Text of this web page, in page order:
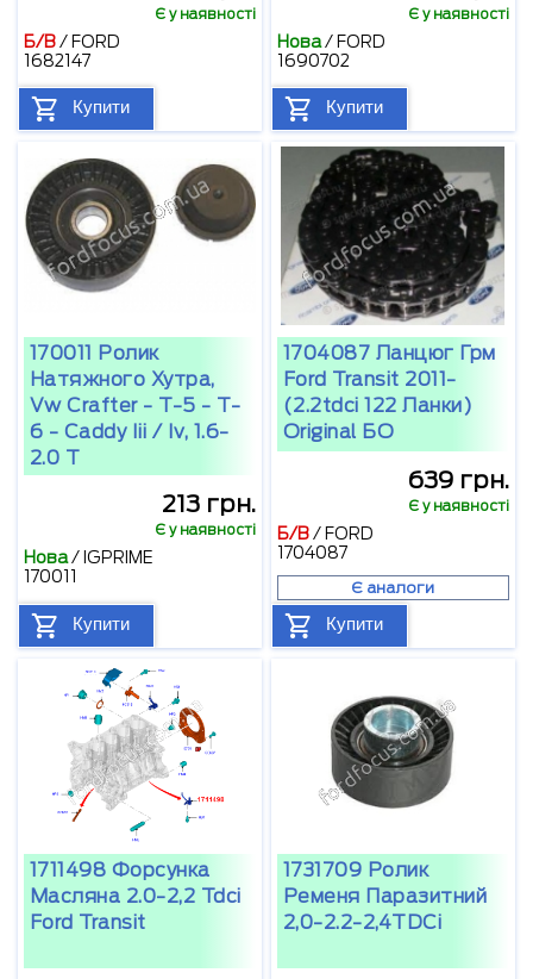
Є у наявності
Б/В/ FORD
1682147
Купити
Є у наявності
Нова/ FORD
1690702
Купити
170011 Ролик
Натяжного Хутра,
Vw Crafter - T-5 - T-
6 - Caddy Iii / Iv, 1.6-
2.0 T
213 грн.
Є у наявності
Нова/ IGPRIME
170011
Купити
1704087 Ланцюг Грм
Ford Transit 2011-
(2.2tdci 122 Ланки)
Original БО
639 грн.
Є у наявності
Б/В/ FORD
1704087
Є аналоги
Купити
1711498 Форсунка
Масляна 2.0-2,2 Tdci
Ford Transit
1731709 Ролик
Ременя Паразитний
2,0-2.2-2,4TDCi